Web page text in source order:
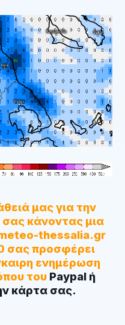
μας για την
κάνοντας μια
thessalia.gr
σας προσφέρει
ενημέρωση
του Paypal ή
κάρτα σας.